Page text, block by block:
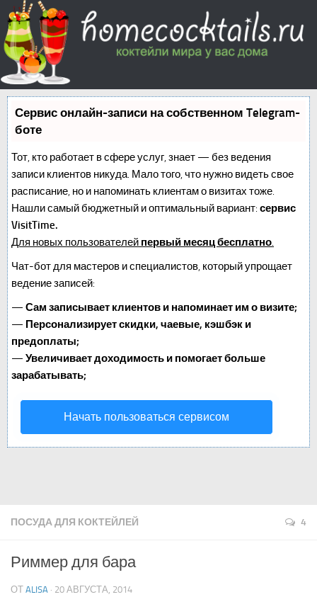
Сервис онлайн-записи на собственном Telegram-
боте
Тот, кто работает в сфере услуг, знает — без ведения
записи клиентов никуда. Мало того, что нужно видеть свое
расписание, но и напоминать клиентам о визитах тоже.
Нашли самый бюджетный и оптимальный вариант: сервис
VisitTime.
Для новых пользователей первый месяц бесплатно.
Чат-бот для мастеров и специалистов, который упрощает
ведение записей:
— Сам записывает клиентов и напоминает им о визите;
— Персонализирует скидки, чаевые, кэшбэк и
предоплаты;
— Увеличивает доходимость и помогает больше
зарабатывать;
Начать пользоваться сервисом
ПОСУДА ДЛЯ КОКТЕЙЛЕЙ 4
Риммер для бара
ОТ ALISA · 20 АВГУСТА, 2014